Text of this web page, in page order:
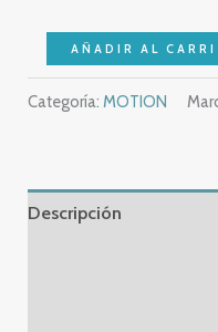
OMRON
MX2
3G3MX2-
0,2
KW
AÑADIR AL
Categoría:MOTION
Descripción